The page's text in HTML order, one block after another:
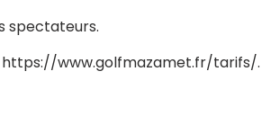
spectateurs.
https://www.golfmazamet.fr/tarifs/.